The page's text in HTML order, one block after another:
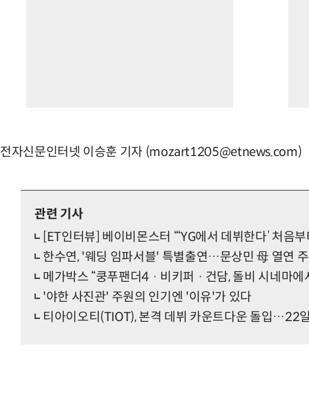
전자신문인터넷 이승훈 기자 (mozart1205@etnews.com)
관련 기사
[ET인터뷰] 베이비몬스터 “‘YG에서 데뷔한다’ 처음
한수연, '웨딩 임파서블' 특별출연…문상민 母 열연
메가박스 “쿵푸팬더4 · 비키퍼 · 건담, 돌비 시네마에
'야한 사진관' 주원의 인기엔 '이유'가 있다
티아이오티(TIOT), 본격 데뷔 카운트다운 돌입…22